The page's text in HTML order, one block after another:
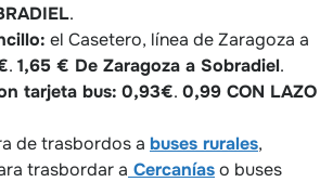
.
el Casetero, línea de Zaragoza a
. 1,65 € De Zaragoza a Sobradiel.
tarjeta bus: 0,93€. 0,99 CON LAZO
de trasbordos a buses rurales,
trasbordar a Cercaníaso buses